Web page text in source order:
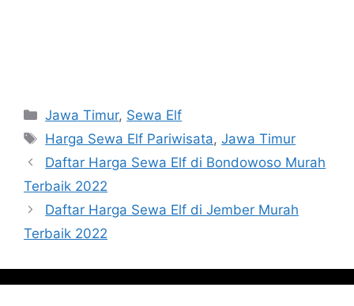
Categories
Jawa Timur, Sewa Elf
Tags
Harga Sewa Elf Pariwisata,Jawa Timur
Daftar Harga Sewa Elf di Bondowoso Murah
Terbaik 2022
Daftar Harga Sewa Elf di Jember Murah
Terbaik 2022